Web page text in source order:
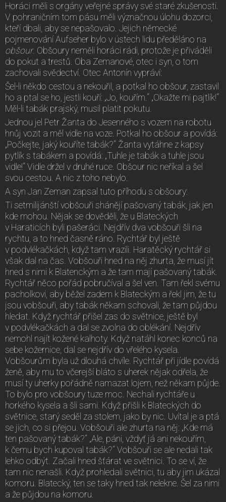
Horáci měli s orgány veřejné správy své staré zkušenosti.
V pohraničním tom pásu měli význačnou úlohu dozorci,
kteří dbali, aby se nepašovalo. Jejich německé
pojmenování Aufseher bylo v ústech lidu předěláno na
obšour. Obšoury neměli horáci rádi, protože je přiváděli
do pokut a trestů. Oba Zemanové, otec i syn, o tom
zachovali svědectví. Otec Antonín vypráví:
Šel-li někdo cestou a nekouřil, a potkal ho obšour, zastavil
ho a ptal se ho, jestli kouří: „Jo, kouřím.“ „Okažte mi pajtlík!“
Měl-li tabák prajský, musil platit pokutu.
Jednou jel Petr Žanta do Jesenného s vozem na robotu
hnůj vozit a měl vidle na voze. Potkal ho obšour a povídá:
„Počkejte, jaký kouříte tabák?“ Žanta vytáhne z kapsy
pytlík s tabákem a povídá: „Tuhle je tabák a tuhle jsou
vidle!“ Vidle držel v druhé ruce. Obšour nic neříkal a šel
svou cestou. A nic z toho nebylo.
A syn Jan Zeman zapsal tuto příhodu s obšoury:
Ti setmilijánští vobšouři shánějí pašovaný tabák, jak jen
kde mohou. Nějak se dověděli, že u Blateckých
v Haraticích byli pašeráci. Nejdřív dva vobšouři šli na
rychtu, a to hned časně ráno. Rychtář byl ještě
v podvlékačkách, když tam vrazili. Haratěcký rychtář si
však dal na čas. Vobšouři hned na něj zhurta, že musí jít
hned s nimi k Blatenckým a že tam mají pašovaný tabák.
Rychtář něco pořád pobručíval a šel ven. Tam řekl svému
pacholkovi, aby běžel zadem k Blateckým a řekl jim, že tu
jsou vobšouři, aby tabák někam schovali, že tam půjdou
hledat. Když rychtář přišel zas do světnice, ještě byl
v podvlékačkách a dal se zvolna do oblékání. Nejdřív
nemohl najít kožené kalhoty. Když natáhl konec konců na
sebe kožernice, dal se nejdřív do vřelého kysela.
Vobšourům byla už dlouhá chvíle. Rychtář při jídle povídá
ženě, aby mu to včerejší bláto s uherek nějak odřela, že
musí ty uherky pořádně namazat lojem, než někam půjde.
To bylo pro vobšoury tuze moc. Nechali rychtáře u
horkého kysela a šli sami. Když přišli k Blateckých do
světnice, starý seděl za stolem, jako by nic. Uvítal je a ptá
se jich, co si přejou. Vobšouři ale zhurta na něj: „Kde má
ten pašovaný tabák?“ „Ale, páni, vždyť já ani nekouřím,
k čemu bych kupoval tabák?“ Vobšouři se ale nedali tak
lehko odbýt. Začali hned šťárat ve světnici. To se ví, že
tam nic nenašli. Když prohledali světnici, tu aby jim ukázal
komoru. Blatecký, ten se taky hned tak nelekne. Šel za nimi
a že půjdou na komoru.